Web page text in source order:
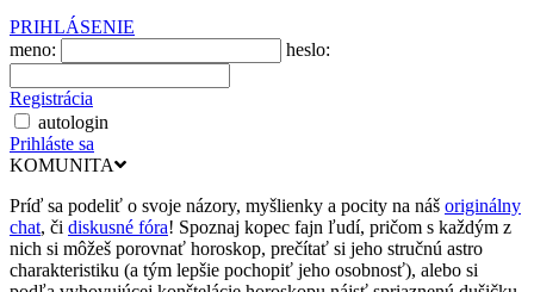
PRIHLÁSENIE
meno:
heslo:
Registrácia
autologin
Prihláste sa
KOMUNITA
Príď sa podeliť o svoje názory, myšlienky a pocity na náš originálny
chat, či diskusné fóra! Spoznaj kopec fajn ľudí, pričom s každým z
nich si môžeš porovnať horoskop, prečítať si jeho stručnú astro
charakteristiku (a tým lepšie pochopiť jeho osobnosť), alebo si